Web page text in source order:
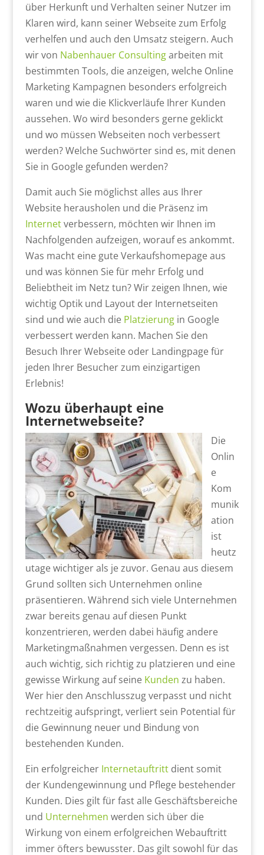
über Herkunft und Verhalten seiner Nutzer im
Klaren wird, kann seiner Webseite zum Erfolg
verhelfen und auch den Umsatz steigern. Auch
wir von Nabenhauer Consultingarbeiten mit
bestimmten Tools, die anzeigen, welche Online
Marketing Kampagnen besonders erfolgreich
waren und wie die Klickverläufe Ihrer Kunden
aussehen. Wo wird besonders gerne geklickt
und wo müssen Webseiten noch verbessert
werden? Welche Suchwörter sind es, mit denen
Sie in Google gefunden werden?
Damit auch Sie möglichst alles aus Ihrer
Website herausholen und die Präsenz im
Internetverbessern, möchten wir Ihnen im
Nachfolgenden aufzeigen, worauf es ankommt.
Was macht eine gute Verkaufshomepage aus
und was können Sie für mehr Erfolg und
Beliebtheit im Netz tun? Wir zeigen Ihnen, wie
wichtig Optik und Layout der Internetseiten
sind und wie auch die Platzierung in Google
verbessert werden kann. Machen Sie den
Besuch Ihrer Webseite oder Landingpage für
jeden Ihrer Besucher zum einzigartigen
Erlebnis!
Wozu überhaupt eine
Internetwebseite?
Die
Onlin
e
Kom
munik
ation
ist
heutz
utage wichtiger als je zuvor. Genau aus diesem
Grund sollten sich Unternehmen online
präsentieren. Während sich viele Unternehmen
zwar bereits genau auf diesen Punkt
konzentrieren, werden dabei häufig andere
Marketingmaßnahmen vergessen. Denn es ist
auch wichtig, sich richtig zu platzieren und eine
gewisse Wirkung auf seine Kunden zu haben.
Wer hier den Anschlusszug verpasst und nicht
rechtzeitig aufspringt, verliert sein Potential für
die Gewinnung neuer und Bindung von
bestehenden Kunden.
Ein erfolgreicher Internetauftrittdient somit
der Kundengewinnung und Pflege bestehender
Kunden. Dies gilt für fast alle Geschäftsbereiche
und Unternehmen werden sich über die
Wirkung von einem erfolgreichen Webauftritt
immer öfters bewusster. Das gilt sowohl für das